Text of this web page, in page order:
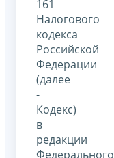
161
Налогового
кодекса
Российской
Федерации
(далее
-
Кодекс)
в
редакции
Федерального